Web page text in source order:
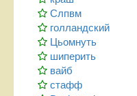
Слпвм
голландский
Цьомнуть
шиперить
вайб
стафф